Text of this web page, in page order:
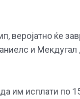
веројатно ќе
и
им исплати по